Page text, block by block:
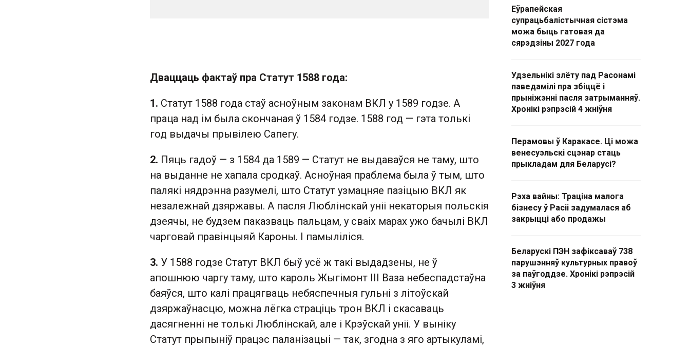
Дваццаць фактаў пра Статут 1588 года:
1. Статут 1588 года стаў асноўным законам ВКЛ у 1589 годзе. А
праца над ім была скончаная ў 1584 годзе. 1588 год — гэта толькі
год выдачы прывілею Сапегу.
2. Пяць гадоў — з 1584 да 1589 — Статут не выдаваўся не таму, што
на выданне не хапала сродкаў. Асноўная праблема была ў тым, што
палякі нядрэнна разумелі, што Статут узмацняе пазіцыю ВКЛ як
незалежнай дзяржавы. А пасля Люблінскай уніі некаторыя польскія
дзеячы, не будзем паказваць пальцам, у сваіх марах ужо бачылі ВКЛ
чарговай правінцыяй Кароны. І памыліліся.
3. У 1588 годзе Статут ВКЛ быў усё ж такі выдадзены, не ў
апошнюю чаргу таму, што кароль Жыгімонт ІІІ Ваза небеспадстаўна
баяўся, што калі працягваць небяспечныя гульні з літоўскай
дзяржаўнасцю, можна лёгка страціць трон ВКЛ і скасаваць
дасягненні не толькі Люблінскай, але і Крэўскай уніі. У выніку
Статут прыпыніў працэс паланізацыі — так, згодна з яго артыкуламі,
Еўрапейская
супрацьбалістычная сістэма
можа быць гатовая да
сярэдзіны 2027 года
Удзельнікі злёту пад Расонамі
паведамілі пра збіццё і
прыніжэнні пасля затрыманняў.
Хронікі рэпрэсій 4 жніўня
Перамовы ў Каракасе. Ці можа
венесуэльскі сцэнар стаць
прыкладам для Беларусі?
Рэха вайны: Траціна малога
бізнесу ў Расіі задумалася аб
закрыцці або продажы
Беларускі ПЭН зафіксаваў 738
парушэнняў культурных правоў
за паўгоддзе. Хронікі рэпрэсій
3 жніўня